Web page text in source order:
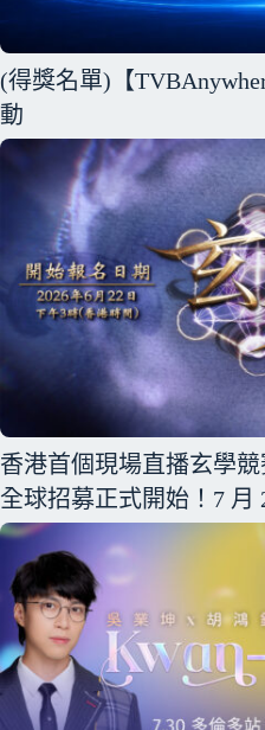
(得獎名單)【
動
香港首個現場直播玄學
全球招募正式開始！7 月